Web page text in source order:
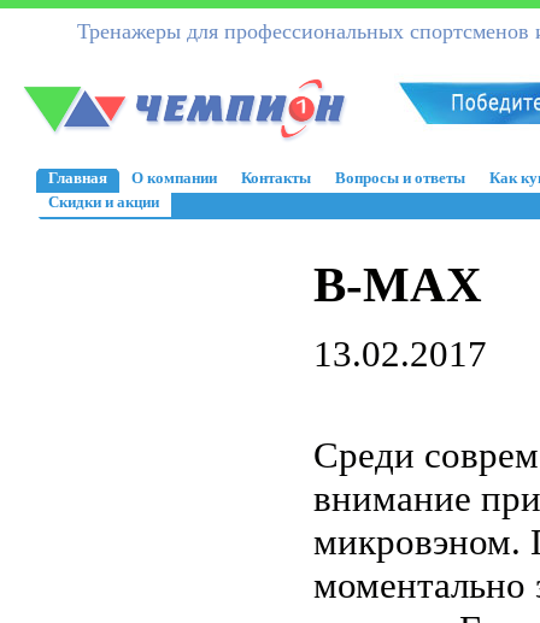
Тренажеры для профессиональных спортсменов
Главная О компании Контакты Вопросы и ответы
Как
Скидки и акции
B-MAX
13.02.2017
Среди
внимание
микровэном.
моментально